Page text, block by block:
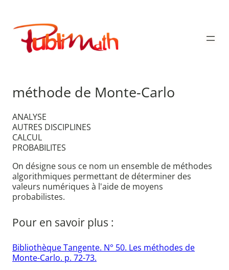
contenu
Publimath
méthode de Monte-Carlo
ANALYSE
AUTRES DISCIPLINES
CALCUL
PROBABILITES
On désigne sous ce nom un ensemble de méthodes
algorithmiques permettant de déterminer des
valeurs numériques à l'aide de moyens
probabilistes.
Pour en savoir plus :
Bibliothèque Tangente. N° 50. Les méthodes de
Monte-Carlo. p. 72-73.